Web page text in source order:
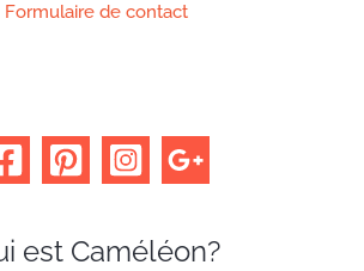
Formulaire de contact
est Caméléon?